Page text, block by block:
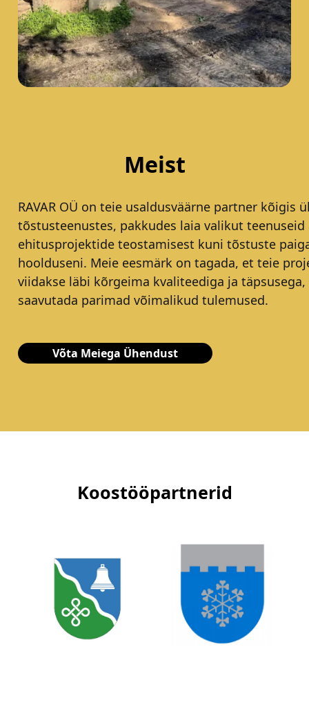
Meist
RAVAR OÜ on teie usaldusväärne partner kõigis
tõstusteenustes, pakkudes laia valikut teenuseid
ehitusprojektide teostamisest kuni tõstuste
hoolduseni. Meie eesmärk on tagada, et teie
viidakse läbi kõrgeima kvaliteediga ja täpsusega,
saavutada parimad võimalikud tulemused.
Võta Meiega Ühendust
Koostööpartnerid